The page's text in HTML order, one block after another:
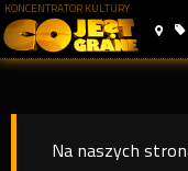
KONCENTRATOR KULTURY
Na naszych